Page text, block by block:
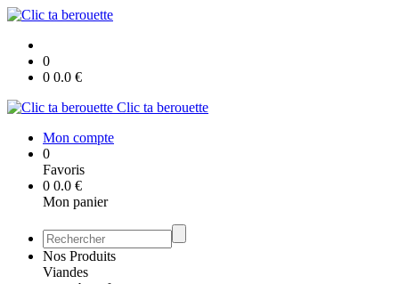
0
0 0.0 €
Clic ta berouette
Mon compte
0
Favoris
0 0.0 €
Mon panier
Nos Produits
Viandes